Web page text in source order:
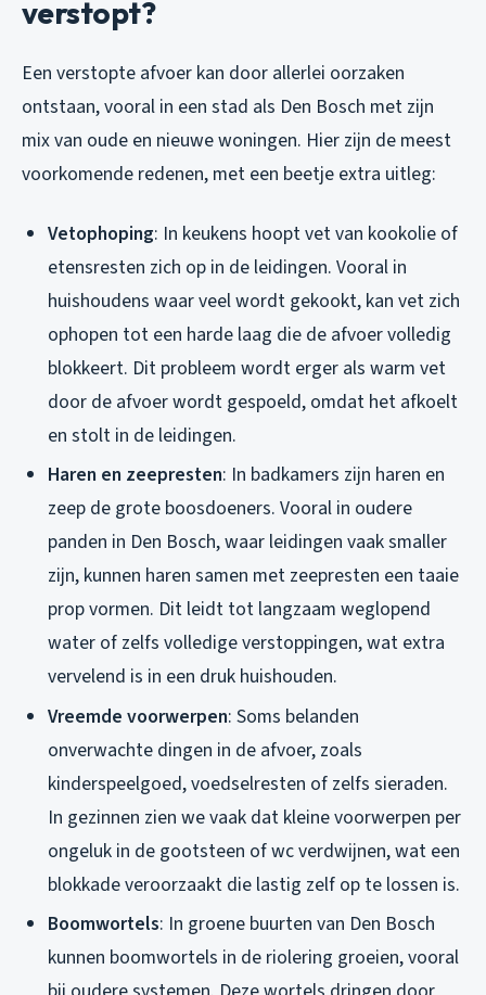
verstopt?
Een verstopte afvoer kan door allerlei oorzaken
ontstaan, vooral in een stad als Den Bosch met zijn
mix van oude en nieuwe woningen. Hier zijn de meest
voorkomende redenen, met een beetje extra uitleg:
Vetophoping: In keukens hoopt vet van kookolie of
etensresten zich op in de leidingen. Vooral in
huishoudens waar veel wordt gekookt, kan vet zich
ophopen tot een harde laag die de afvoer volledig
blokkeert. Dit probleem wordt erger als warm vet
door de afvoer wordt gespoeld, omdat het afkoelt
en stolt in de leidingen.
Haren en zeepresten: In badkamers zijn haren en
zeep de grote boosdoeners. Vooral in oudere
panden in Den Bosch, waar leidingen vaak smaller
zijn, kunnen haren samen met zeepresten een taaie
prop vormen. Dit leidt tot langzaam weglopend
water of zelfs volledige verstoppingen, wat extra
vervelend is in een druk huishouden.
Vreemde voorwerpen: Soms belanden
onverwachte dingen in de afvoer, zoals
kinderspeelgoed, voedselresten of zelfs sieraden.
In gezinnen zien we vaak dat kleine voorwerpen per
ongeluk in de gootsteen of wc verdwijnen, wat een
blokkade veroorzaakt die lastig zelf op te lossen is.
Boomwortels: In groene buurten van Den Bosch
kunnen boomwortels in de riolering groeien, vooral